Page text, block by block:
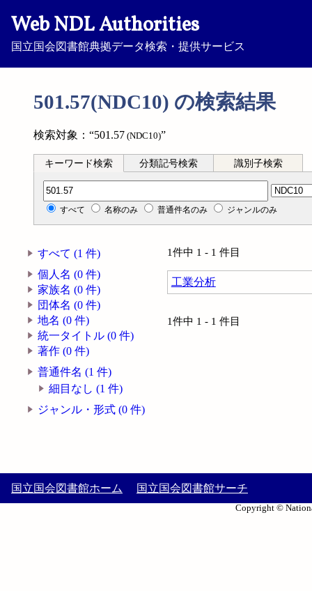
Web NDL Authorities
国立国会図書館典拠データ検索・提供サービス
501.57(NDC10) の検索結果
検索対象：“501.57 (NDC10)”
キーワード検索 分類記号検索 識別子検索
分類記号検索
すべて 名称のみ 普通件名のみ ジャンルのみ
すべて (1 件)
個人名 (0 件)
家族名 (0 件)
団体名 (0 件)
地名 (0 件)
統一タイトル (0 件)
著作 (0 件)
普通件名 (1 件)
細目なし (1 件)
ジャンル・形式 (0 件)
1件中 1 - 1 件目
工業分析
1件中 1 - 1 件目
国立国会図書館ホーム 国立国会図書館サーチ
Copyright ©